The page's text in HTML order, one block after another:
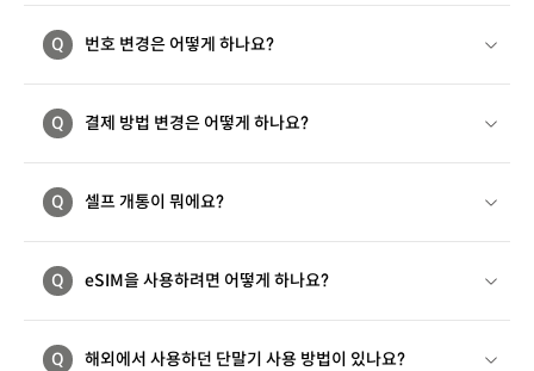
Q 번호 변경은 어떻게 하나요?
Q 결제 방법 변경은 어떻게 하나요?
Q 셀프 개통이 뭐에요?
Q eSIM을 사용하려면 어떻게 하나요?
Q 해외에서 사용하던 단말기 사용 방법이 있나요?